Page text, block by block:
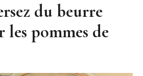
du beurre
les pommes de